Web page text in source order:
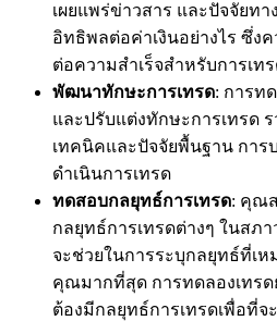
เผยแพร่ข่าวสาร และปัจจัยท
อิทธิพลต่อค่าเงินอย่างไร ซึ่ง
ต่อความสำเร็จสำหรับการเท
พัฒนาทักษะการเทรด: การท
และปรับแต่งทักษะการเทรด
เทคนิคและปัจจัยพื้นฐาน การ
ดำเนินการเทรด
ทดสอบกลยุทธ์การเทรด: คุณ
กลยุทธ์การเทรดต่างๆ ในสภ
จะช่วยในการระบุกลยุทธ์ที่เห
คุณมากที่สุด การทดลองเทร
ต้องมีกลยุทธ์การเทรดเพื่อที่จะ